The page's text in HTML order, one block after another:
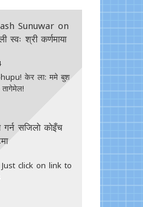
Sunuwaron
स्वः श्री कर्णमाया
केर ला: ममे बुश
तागेमेल!
गर्न सजिलाे काेइँच
Just click on link to